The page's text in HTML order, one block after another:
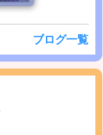
ブログ一覧